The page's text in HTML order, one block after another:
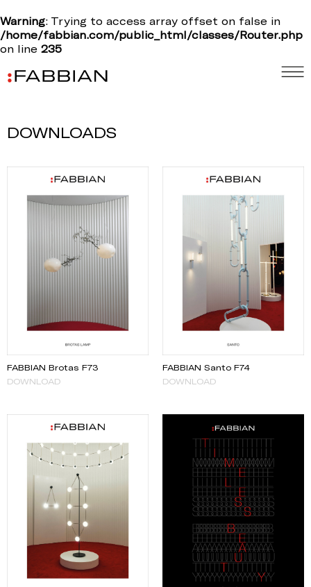
Warning: Trying to access array offset on false in
/home/fabbian.com/public_html/classes/Router.php
on line 235
DOWNLOADS
FABBIAN Brotas F73
DOWNLOAD
FABBIAN Santo F74
DOWNLOAD